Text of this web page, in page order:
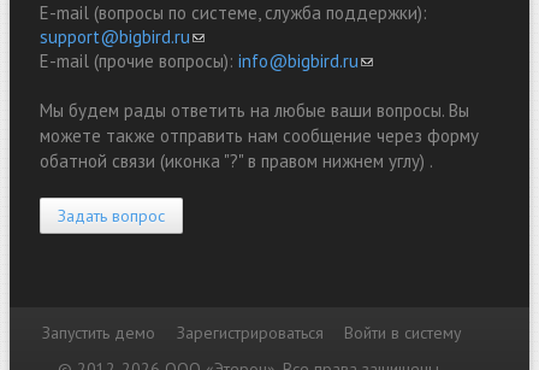
E-mail (вопросы по системе, служба поддержки):
support@bigbird.ru(link sends e-mail)
E-mail (прочие вопросы): info@bigbird.ru(link sends e-mail)
Мы будем рады ответить на любые ваши вопросы. Вы
можете также отправить нам сообщение через форму
обатной связи (иконка "?" в правом нижнем углу) .
Задать вопрос
Запустить демо Зарегистрироваться
Войти в систему